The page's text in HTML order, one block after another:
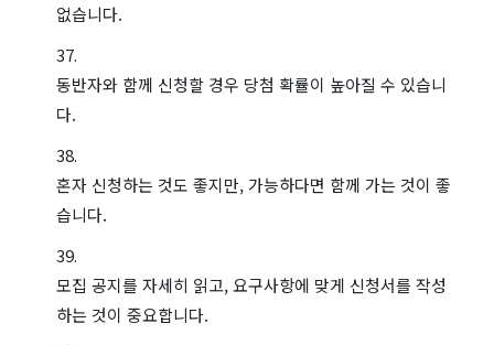
없습니다.
동반자와 함께 신청할 경우 당첨 확률이 높아질 수 있습니
다.
혼자 신청하는 것도 좋지만, 가능하다면 함께 가는 것이 좋
습니다.
모집 공지를 자세히 읽고, 요구사항에 맞게 신청서를 작성
하는 것이 중요합니다.